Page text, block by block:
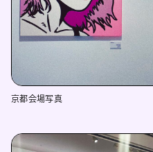
京都会場写真